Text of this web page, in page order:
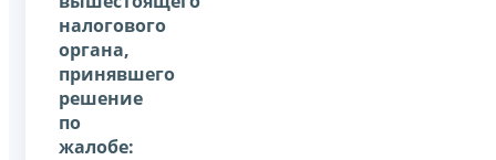
налогового
органа,
принявшего
решение
по
жалобе: